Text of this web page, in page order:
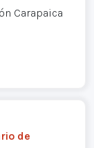
Carapaica
de